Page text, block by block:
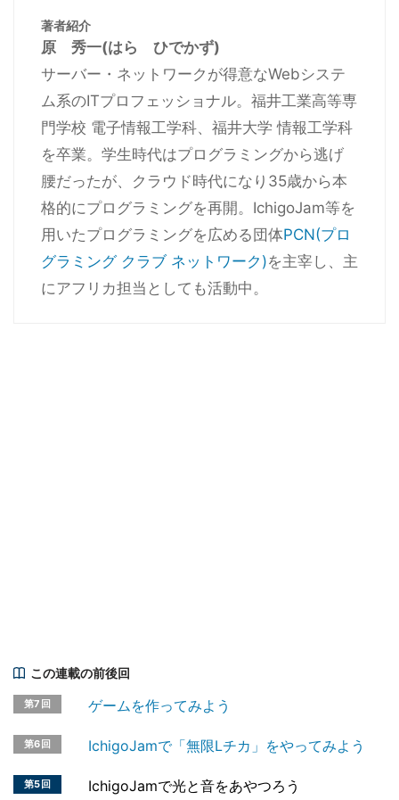
著者紹介
原 秀一(はら ひでかず)
サーバー・ネットワークが得意なWebシステ
ム系のITプロフェッショナル。福井工業高等専
門学校 電子情報工学科、福井大学 情報工学科
を卒業。学生時代はプログラミングから逃げ
腰だったが、クラウド時代になり35歳から本
格的にプログラミングを再開。IchigoJam等を
用いたプログラミングを広める団体PCN(プロ
グラミング クラブ ネットワーク)を主宰し、主
にアフリカ担当としても活動中。
この連載の前後回
第7回 ゲームを作ってみよう
第6回 IchigoJamで「無限Lチカ」をやってみよう
第5回 IchigoJamで光と音をあやつろう